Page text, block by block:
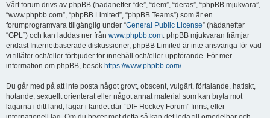
Vårt forum drivs av phpBB (hädanefter “de”, “dem”, “deras”, “phpBB mjukvara”,
“www.phpbb.com”, “phpBB Limited”, “phpBB Teams”) som är en
forumprogramvara tillgänglig under “General Public License” (hädanefter
“GPL”) och kan laddas ner från www.phpbb.com. phpBB mjukvaran främjar
endast Internetbaserade diskussioner, phpBB Limited är inte ansvariga för vad
vi tillåter och/eller förbjuder för innehåll och/eller uppförande. För mer
information om phpBB, besök https://www.phpbb.com/.
Du går med på att inte posta något grovt, obscent, vulgärt, förtalande, hatiskt,
hotande, sexuellt orienterat eller något annat material som kan bryta mot
lagarna i ditt land, lagar i landet där “DIF Hockey Forum” finns, eller